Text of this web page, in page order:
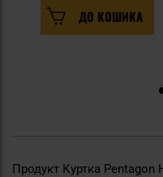
ДО КОШИКА
Продукт Куртка